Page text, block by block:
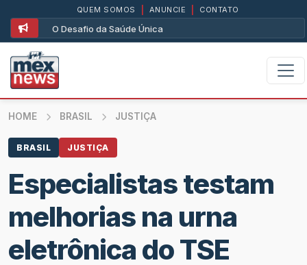
O Desafio da Saúde Única
QUEM SOMOS ANUNCIE CONTATO
HOME BRASIL JUSTIÇA
BRASIL JUSTIÇA
Especialistas testam
melhorias na urna
eletrônica do TSE